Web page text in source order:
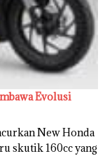
Evolusi
New Honda
skutik 160cc yang